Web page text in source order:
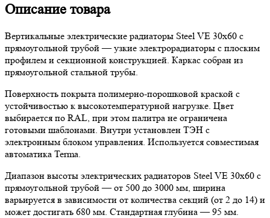
Описание товара
Вертикальные электрические радиаторы Steel VE 30х60 с
прямоугольной трубой — узкие электрорадиаторы с плоским
профилем и секционной конструкцией. Каркас собран из
прямоугольной стальной трубы.
Поверхность покрыта полимерно-порошковой краской с
устойчивостью к высокотемпературной нагрузке. Цвет
выбирается по RAL, при этом палитра не ограничена
готовыми шаблонами. Внутри установлен ТЭН с
электронным блоком управления. Используется совместимая
автоматика Terma.
Диапазон высоты электрических радиаторов Steel VE 30х60 с
прямоугольной трубой — от 500 до 3000 мм, ширина
варьируется в зависимости от количества секций (от 2 до 14) и
может достигать 680 мм. Стандартная глубина — 95 мм.